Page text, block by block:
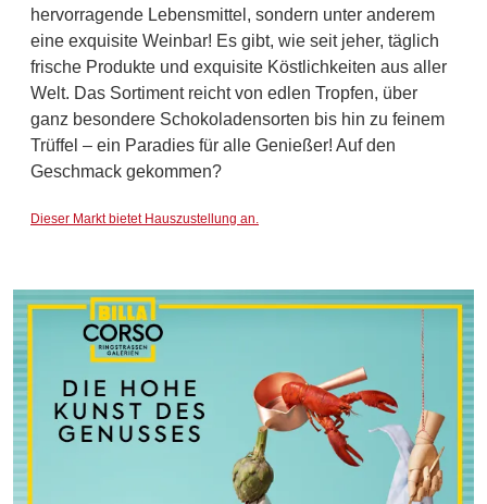
hervorragende Lebensmittel, sondern unter anderem
eine exquisite Weinbar! Es gibt, wie seit jeher, täglich
frische Produkte und exquisite Köstlichkeiten aus aller
Welt. Das Sortiment reicht von edlen Tropfen, über
ganz besondere Schokoladensorten bis hin zu feinem
Trüffel – ein Paradies für alle Genießer! Auf den
Geschmack gekommen?
Dieser Markt bietet Hauszustellung an.